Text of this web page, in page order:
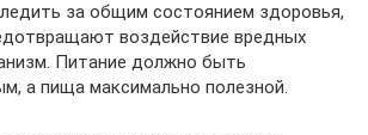
за общим состоянием здоровья,
воздействие вредных
Питание должно быть
а пища максимально полезной.